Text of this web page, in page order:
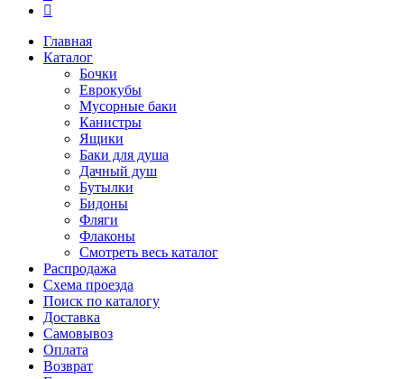
Главная
Каталог
Бочки
Еврокубы
Мусорные баки
Канистры
Ящики
Баки для душа
Дачный душ
Бутылки
Бидоны
Фляги
Флаконы
Смотреть весь каталог
Распродажа
Схема проезда
Поиск по каталогу
Доставка
Самовывоз
Оплата
Возврат